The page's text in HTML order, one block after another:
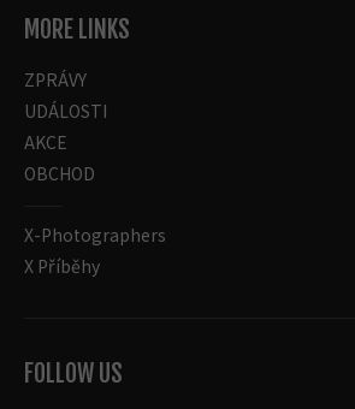
MORE LINKS
ZPRÁVY
UDÁLOSTI
AKCE
OBCHOD
X-Photographers
X Příběhy
FOLLOW US